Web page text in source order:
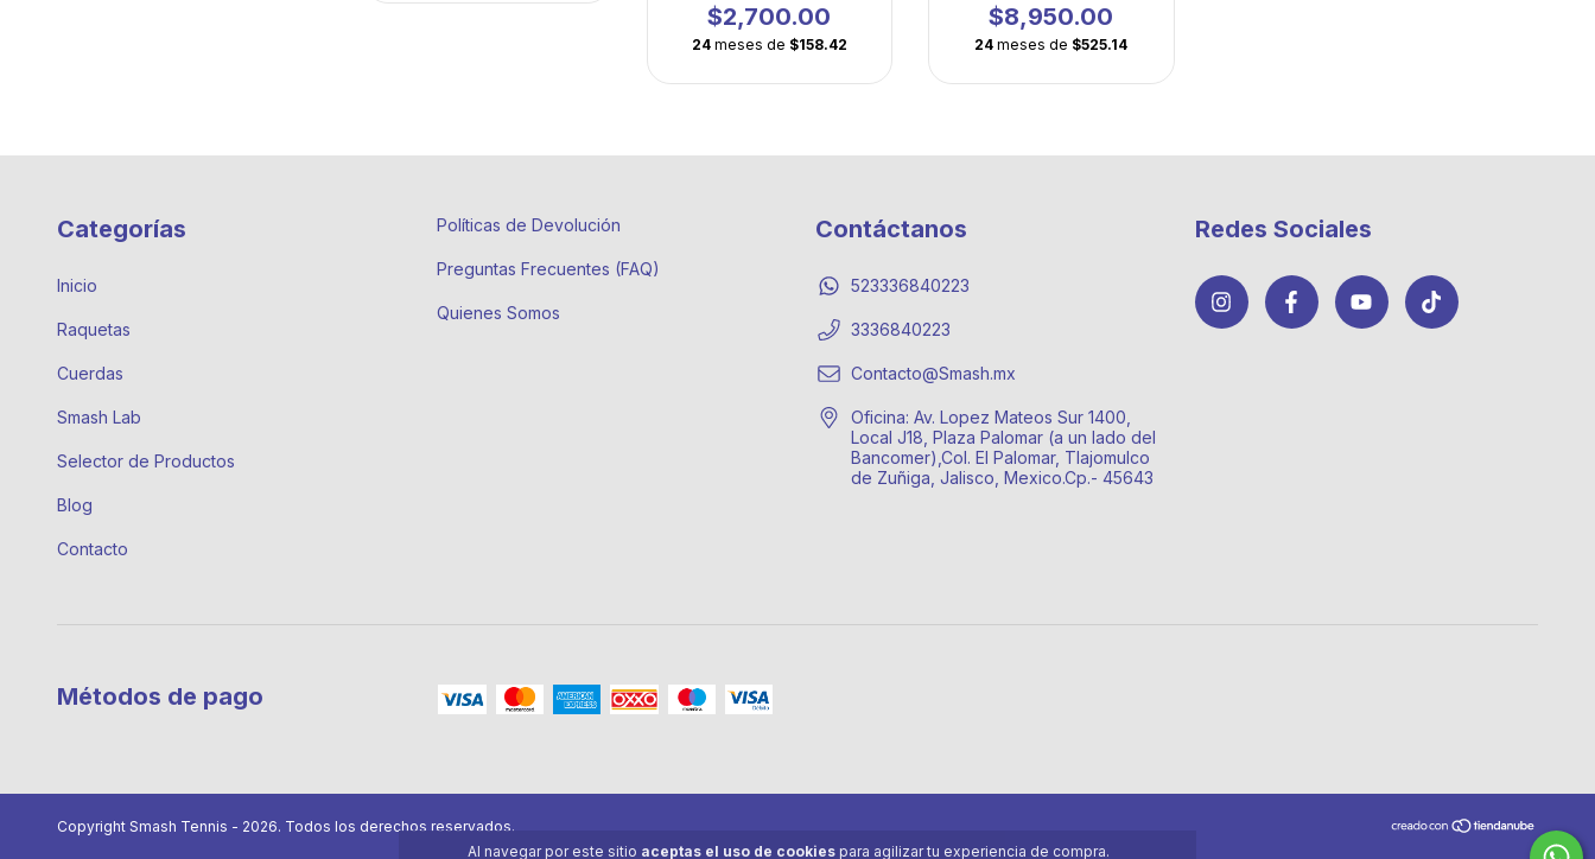
Al navegar por este sitio aceptas el uso de cookiespara agilizar tu experiencia de compra.
Thermocore®
$2,700.00
24 meses de $158.42
$8,950.00
24 meses de $525.14
Categorías
Inicio
Raquetas
Cuerdas
Smash Lab
Selector de Productos
Blog
Contacto
Políticas de Devolución
Preguntas Frecuentes (FAQ)
Quienes Somos
Contáctanos
523336840223
3336840223
Contacto@Smash.mx
Oficina: Av. Lopez Mateos Sur 1400,
Local J18, Plaza Palomar (a un lado del
Bancomer),Col. El Palomar, Tlajomulco
de Zuñiga, Jalisco, Mexico.Cp.- 45643
Redes Sociales
Métodos de pago
Copyright Smash Tennis - 2026. Todos los derechos reservados.